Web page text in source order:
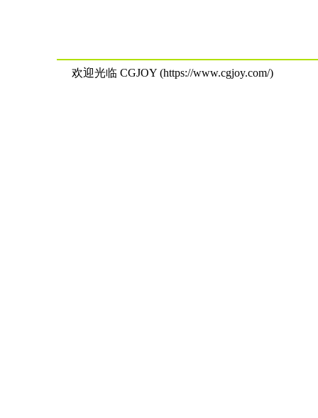
欢迎光临 CGJOY (https://www.cgjoy.com/)